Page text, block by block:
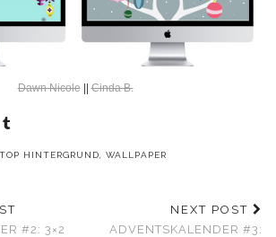
Dawn Nicole||Cinda B.
HINTERGRUND WALLPAPER
#2: 3×2
NEXT POST
ADVENTSKALENDER #3: